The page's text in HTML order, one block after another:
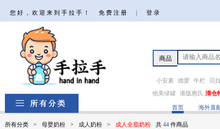
您好，欢迎来到手拉手！ 免费注册 登录
小安素 德爱 牛栏
贝
他美绿罐 港版惠氏 清仓
首页 海外直
所有分类 > 母婴奶粉 > 成人奶粉 > 成人全脂奶粉 共 44 件商品